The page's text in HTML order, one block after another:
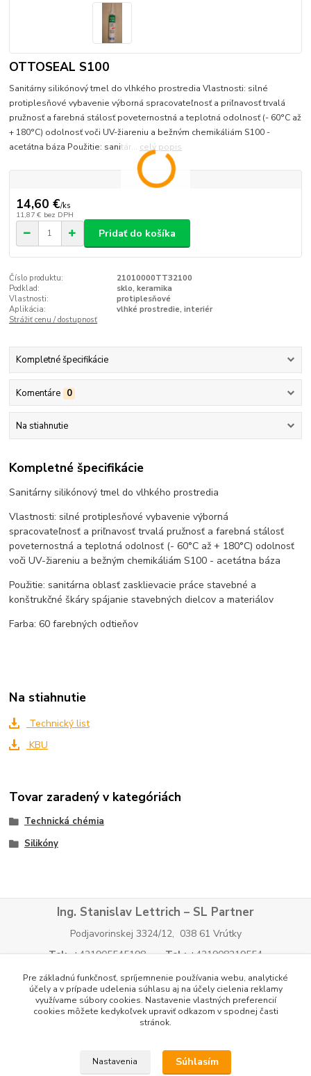
OTTOSEAL S100
Sanitárny silikónový tmel do vlhkého prostredia Vlastnosti: silné
protiplesňové vybavenie výborná spracovateľnosť a priľnavosť trvalá
pružnosť a farebná stálosť poveternostná a teplotná odolnosť (- 60°C až
+ 180°C) odolnosť voči UV-žiareniu a bežným chemikáliám S100 -
acetátna báza Použitie: sanitár... celý popis
14,60 €/ks
11,87 € bez DPH
Pridať do košíka
Číslo produktu:
21010000TT32100
Podklad:
sklo, keramika
Vlastnosti:
protiplesňové
Aplikácia:
vlhké prostredie, interiér
Strážiť cenu / dostupnosť
Kompletné špecifikácie
Komentáre 0
Na stiahnutie
Kompletné špecifikácie
Sanitárny silikónový tmel do vlhkého prostredia
Vlastnosti: silné protiplesňové vybavenie výborná
spracovateľnosť a priľnavosť trvalá pružnosť a farebná stálosť
poveternostná a teplotná odolnosť (- 60°C až + 180°C) odolnosť
voči UV-žiareniu a bežným chemikáliám S100 - acetátna báza
Použitie: sanitárna oblasť zasklievacie práce stavebné a
konštrukčné škáry spájanie stavebných dielcov a materiálov
Farba: 60 farebných odtieňov
Na stiahnutie
Technický list
KBU
Tovar zaradený v kategóriách
Technická chémia
Silikóny
Ing. Stanislav Lettrich – SL Partner
Podjavorinskej 3324/12, 038 61 Vrútky
Tel:+421905545198Tel.:+421908219554
E-mail: info@slpartner-tools.sk
E-mail:
slpartner@slpartner-tools.sk
E-mail: tools@slpartner-
tools.sk
34 701 494IČ DPH:
Pre základnú funkčnosť, spríjemnenie používania webu, analytické
účely a v prípade udelenia súhlasu aj na účely cielenia reklamy
využívame súbory cookies. Nastavenie vlastných preferencií
cookies môžete kedykoľvek upraviť odkazom v spodnej časti
stránok.
Nastavenia Súhlasím